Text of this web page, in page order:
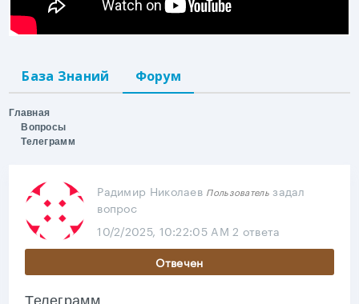
База Знаний Форум
Главная
Вопросы
Телеграмм
Радимир Николаев Пользователь задал
вопрос
10/2/2025, 10:22:05 AM 2 ответа
Отвечен
Телеграмм